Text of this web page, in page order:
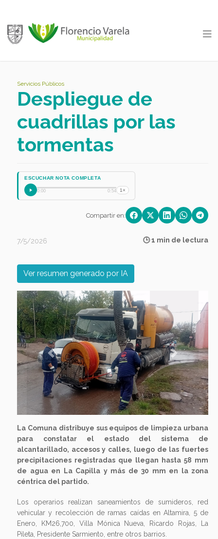
Servicios Públicos
Despliegue de
cuadrillas por las
tormentas
ESCUCHAR NOTA COMPLETA
0:00 0:54 1×
Compartir en:
7/5/2026 🕒 1 min de lectura
Ver resumen generado por IA
Previous Next
La Comuna distribuye sus equipos de limpieza urbana
para constatar el estado del sistema de
alcantarillado, accesos y calles, luego de las fuertes
precipitaciones registradas que llegan hasta 58 mm
de agua en La Capilla y más de 30 mm en la zona
céntrica del partido.
Los operarios realizan saneamientos de sumideros, red
vehicular y recolección de ramas caídas en Altamira, 5 de
Enero, KM26,700, Villa Mónica Nueva, Ricardo Rojas, La
Pileta, Presidente Sarmiento, entre otros barrios.